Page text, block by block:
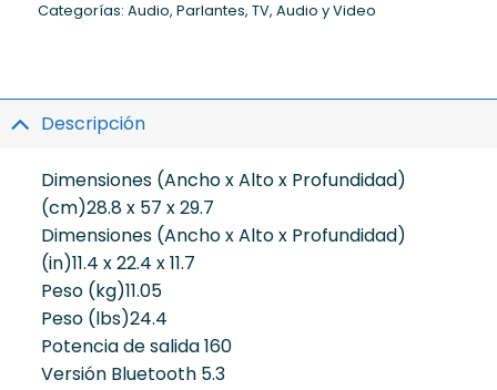
Categorías: Audio, Parlantes, TV, Audio y Video
Descripción
Dimensiones (Ancho x Alto x Profundidad)
(cm)28.8 x 57 x 29.7
Dimensiones (Ancho x Alto x Profundidad)
(in)11.4 x 22.4 x 11.7
Peso (kg)11.05
Peso (lbs)24.4
Potencia de salida160
Versión Bluetooth 5.3